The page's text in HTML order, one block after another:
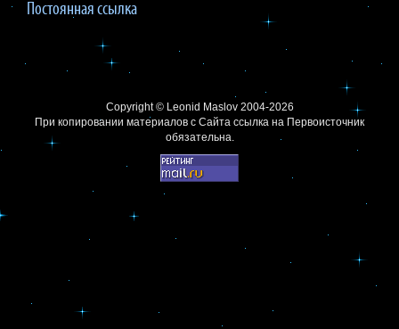
Постоянная ссылка
Copyright © Leonid Maslov2004-2026
При копировании материалов с Сайта ссылка на Первоисточник
обязательна.